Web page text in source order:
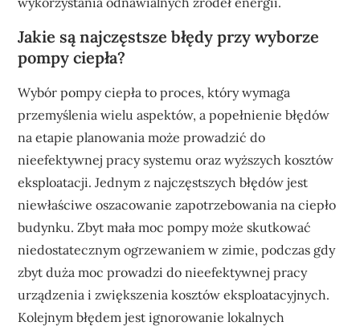
Jakie są najczęstsze błędy przy wyborze
pompy ciepła?
Wybór pompy ciepła to proces, który wymaga
przemyślenia wielu aspektów, a popełnienie błędów
na etapie planowania może prowadzić do
nieefektywnej pracy systemu oraz wyższych kosztów
eksploatacji. Jednym z najczęstszych błędów jest
niewłaściwe oszacowanie zapotrzebowania na ciepło
budynku. Zbyt mała moc pompy może skutkować
niedostatecznym ogrzewaniem w zimie, podczas gdy
zbyt duża moc prowadzi do nieefektywnej pracy
urządzenia i zwiększenia kosztów eksploatacyjnych.
Kolejnym błędem jest ignorowanie lokalnych